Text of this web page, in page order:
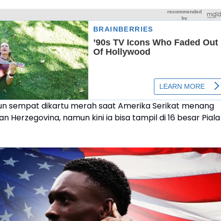
sempat dikartu merah saat Amerika Serikat menang
Herzegovina, namun kini ia bisa tampil di 16 besar Piala